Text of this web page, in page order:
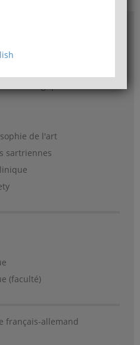
de philosophie
de l'art
sartriennes
(faculté)
français-allemand